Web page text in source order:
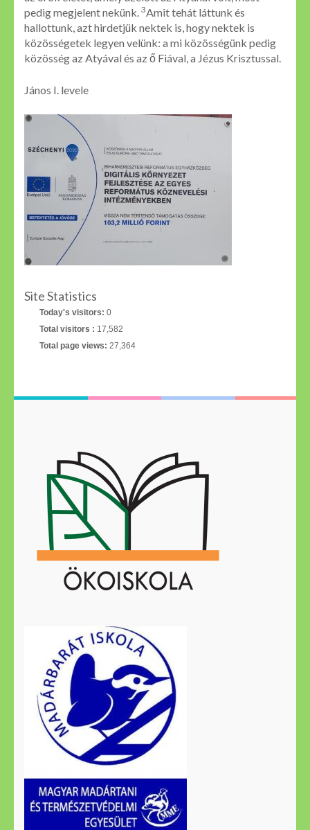
pedig megjelent nekünk. 3Amit tehát láttunk és
hallottunk, azt hirdetjük nektek is, hogy nektek is
közösségetek legyen velünk: a mi közösségünk pedig
közösség az Atyával és az ő Fiával, a Jézus Krisztussal.
János I. levele
Site Statistics
Today's visitors: 0
Total visitors : 17,582
Total page views: 27,364